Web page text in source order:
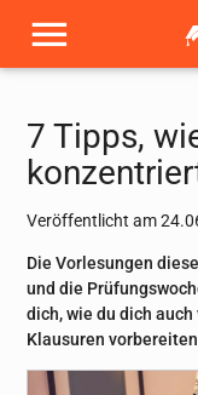
7 Tipps,
Veröffentlicht am
Die Vorlesungen
und die
dich, wie du dich
Klausuren